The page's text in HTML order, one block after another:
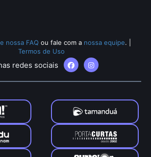
nossa FAQ ou fale com a nossa equipe.
Termos de Uso
redes sociais